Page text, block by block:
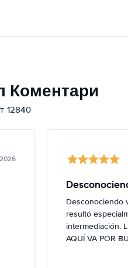
Коментари
12840
Desconociendo
resultó
intermediación.
AQUÍ VA POR